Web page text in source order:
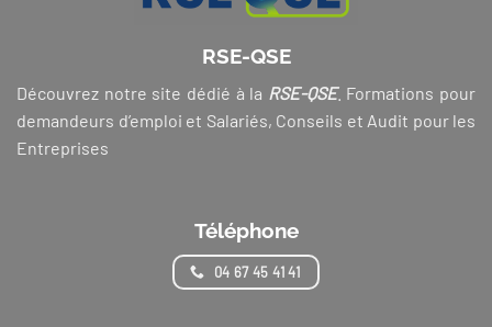
RSE-QSE
Découvrez notre site dédié à la RSE-QSE. Formations pour
demandeurs d’emploi et Salariés, Conseils et Audit pour les
Entreprises
Téléphone
04 67 45 41 41